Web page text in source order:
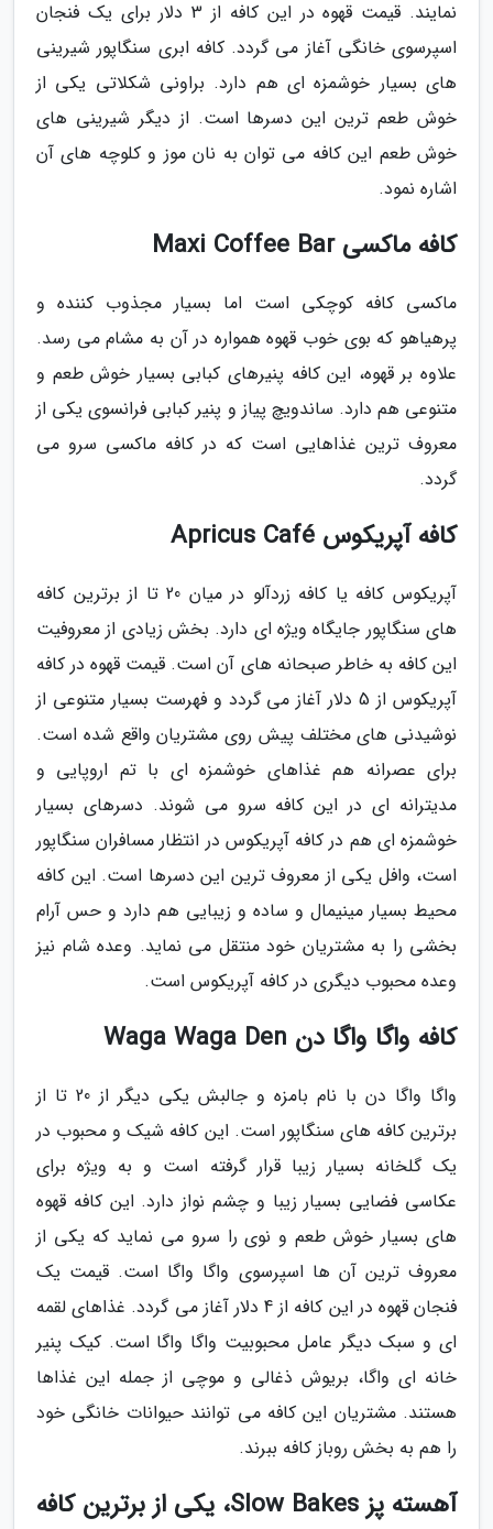
نمایند. قیمت قهوه در این کافه از 3 دلار برای یک فنجان
اسپرسوی خانگی آغاز می گردد. کافه ابری سنگاپور شیرینی
های بسیار خوشمزه ای هم دارد. براونی شکلاتی یکی از
خوش طعم ترین این دسرها است. از دیگر شیرینی های
خوش طعم این کافه می توان به نان موز و کلوچه های آن
اشاره نمود.
کافه ماکسی Maxi Coffee Bar
ماکسی کافه کوچکی است اما بسیار مجذوب کننده و
پرهیاهو که بوی خوب قهوه همواره در آن به مشام می رسد.
علاوه بر قهوه، این کافه پنیرهای کبابی بسیار خوش طعم و
متنوعی هم دارد. ساندویچ پیاز و پنیر کبابی فرانسوی یکی از
معروف ترین غذاهایی است که در کافه ماکسی سرو می
گردد.
کافه آپریکوس Apricus Café
آپریکوس کافه یا کافه زردآلو در میان 20 تا از برترین کافه
های سنگاپور جایگاه ویژه ای دارد. بخش زیادی از معروفیت
این کافه به خاطر صبحانه های آن است. قیمت قهوه در کافه
آپریکوس از 5 دلار آغاز می گردد و فهرست بسیار متنوعی از
نوشیدنی های مختلف پیش روی مشتریان واقع شده است.
برای عصرانه هم غذاهای خوشمزه ای با تم اروپایی و
مدیترانه ای در این کافه سرو می شوند. دسرهای بسیار
خوشمزه ای هم در کافه آپریکوس در انتظار مسافران سنگاپور
است، وافل یکی از معروف ترین این دسرها است. این کافه
محیط بسیار مینیمال و ساده و زیبایی هم دارد و حس آرام
بخشی را به مشتریان خود منتقل می نماید. وعده شام نیز
وعده محبوب دیگری در کافه آپریکوس است.
کافه واگا واگا دن Waga Waga Den
واگا واگا دن با نام بامزه و جالبش یکی دیگر از 20 تا از
برترین کافه های سنگاپور است. این کافه شیک و محبوب در
یک گلخانه بسیار زیبا قرار گرفته است و به ویژه برای
عکاسی فضایی بسیار زیبا و چشم نواز دارد. این کافه قهوه
های بسیار خوش طعم و نوی را سرو می نماید که یکی از
معروف ترین آن ها اسپرسوی واگا واگا است. قیمت یک
فنجان قهوه در این کافه از 4 دلار آغاز می گردد. غذاهای لقمه
ای و سبک دیگر عامل محبوبیت واگا واگا است. کیک پنیر
خانه ای واگا، بریوش ذغالی و موچی از جمله این غذاها
هستند. مشتریان این کافه می توانند حیوانات خانگی خود
را هم به بخش روباز کافه ببرند.
آهسته پز Slow Bakes، یکی از برترین کافه